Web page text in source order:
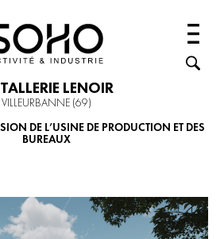
LENOIR
VILLEURBANNE (69)
DE L’USINE DE PRODUCTION ET DES
BUREAUX